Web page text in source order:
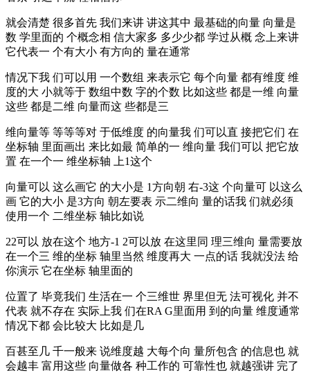
就会清楚 很多首先 我们来讲 讲这其中 最基础的向量 向量是
数 学里面的 个概念相 信大家多 多少少都 学过从概 念上来讲
它代表一 个有大小 有方向的 量在通常
情况下我 们可以用 一个数组 来表示它 每个向量 都有维度 维
度的大 小就等于 数组中数 字的个数 比如这些 都是一维 向量
这些 都是二维 向量而这 些都是三
维向量等 等等等对 于低维度 的向量我 们可以直 接把它们 在
坐标轴 里面画出 来比如最 简单的一 维向量 我们可以 把它放
置 在一个一 维坐标轴 上1这个
向量可以 这么画它 的大小是 1方向朝 右-3这 个向量可 以这么
画 它的大小 是3方向 朝左要表 示二维向 量的话我 们就必须
使用一个 二维坐标 轴比如说
22可以 放在这个 地方-1 2可以放 在这里同 理三维向 量需要放
在一个三 维的坐标 轴里当然 维度再大 一点的话 我就没法 给
你演示 它在坐标 轴里面的
位置了 毕竟我们 生活在一 个三维世 界里但无 法可视化 并不
代表 就不存在 实际上我 们在RA G里面用 到的向量 维度通常
情况下都 会比较大 比如是几
百甚至几 千一般来 说维度越 大每个向 量所包含 的信息也 就
会越丰 富用这些 向量做各 种工作的 可靠性也 就越强讲 完了